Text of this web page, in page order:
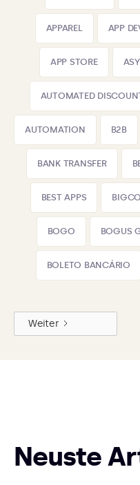
APPAREL APP
APP STORE
AUTOMATED
AUTOMATION B2B
BANK TRANSFER
BEST APPS
BOGO BOGUS
BOLETO BANCÁRIO
Weiter
Neuste